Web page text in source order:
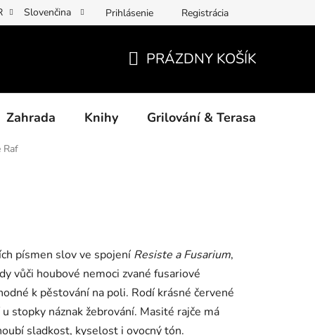
osobních údajů Povinné informace a odkazy ÚKZÚZ
Slovenčina Prihlásenie Registrácia
KOŠÍK
PRÁZDNY KOŠÍK
Zahrada Knihy Grilování & Terasa
Raf
písmen slov ve spojení Resiste a Fusarium,
vůči houbové nemoci zvané fusariové
k pěstování na poli. Rodí krásné červené
stopky náznak žebrování. Masité rajče má
sladkost, kyselost i ovocný tón.